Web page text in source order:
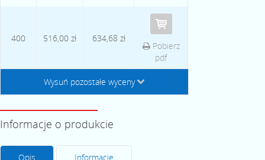
400 516,00 zł 634,68 zł
Pobierz
pdf
Wysuń pozostałe wyceny↓
Informacje o produkcie
Opis Informacje